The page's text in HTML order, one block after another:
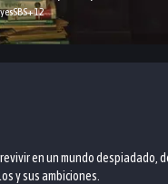
SBS+12
en un mundo despiadado,
y sus ambiciones.